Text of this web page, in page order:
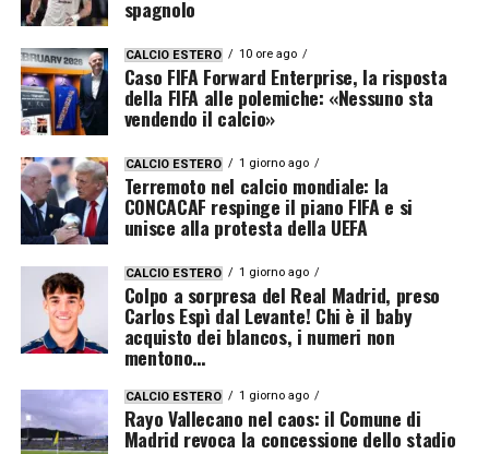
spagnolo
CALCIO ESTERO 10 ore ago
Caso FIFA Forward Enterprise, la risposta
della FIFA alle polemiche: «Nessuno sta
vendendo il calcio»
CALCIO ESTERO 1 giorno ago
Terremoto nel calcio mondiale: la
CONCACAF respinge il piano FIFA e si
unisce alla protesta della UEFA
CALCIO ESTERO 1 giorno ago
Colpo a sorpresa del Real Madrid, preso
Carlos Espì dal Levante! Chi è il baby
acquisto dei blancos, i numeri non
mentono…
CALCIO ESTERO 1 giorno ago
Rayo Vallecano nel caos: il Comune di
Madrid revoca la concessione dello stadio